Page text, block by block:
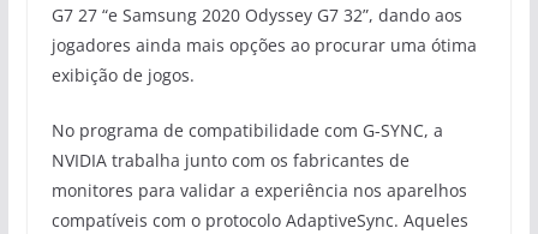
G7 27 “e Samsung 2020 Odyssey G7 32”, dando aos
jogadores ainda mais opções ao procurar uma ótima
exibição de jogos.
No programa de compatibilidade com G-SYNC, a
NVIDIA trabalha junto com os fabricantes de
monitores para validar a experiência nos aparelhos
compatíveis com o protocolo AdaptiveSync. Aqueles